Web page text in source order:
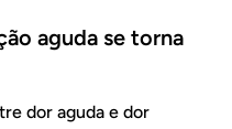
aguda se torna
dor aguda e dor